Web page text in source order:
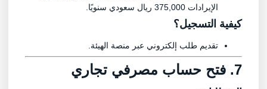
الإيرادات 375,000 ريال سعودي سنويًا.
كيفية التسجيل؟
تقديم طلب إلكتروني عبر منصة الهيئة.
7. فتح حساب مصرفي تجاري